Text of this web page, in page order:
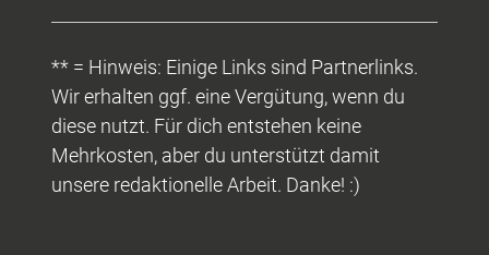
** = Hinweis: Einige Links sind Partnerlinks.
Wir erhalten ggf. eine Vergütung, wenn du
diese nutzt. Für dich entstehen keine
Mehrkosten, aber du unterstützt damit
unsere redaktionelle Arbeit. Danke! :)